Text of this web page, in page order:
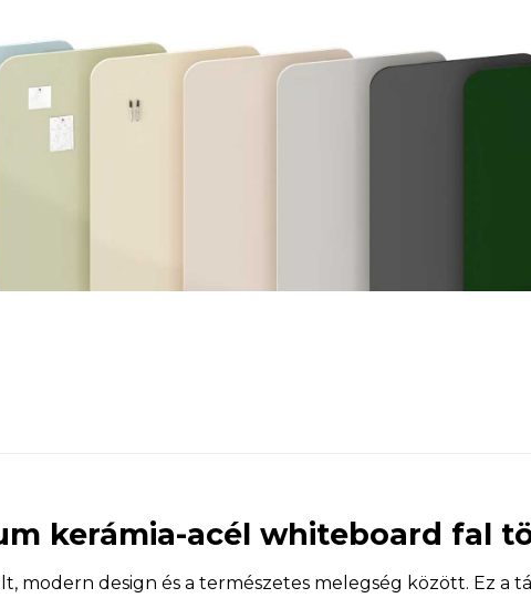
kerámia-acél whiteboard fal
modern design és a természetes melegség között. Ez a